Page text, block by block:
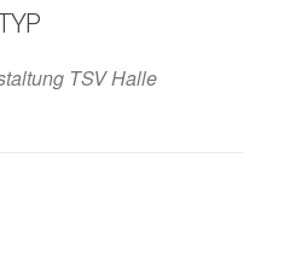
TSV Halle